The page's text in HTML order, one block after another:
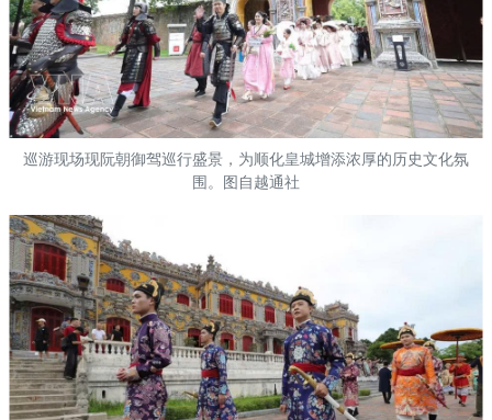
巡游现场现阮朝御驾巡行盛景，为顺化皇城增添浓厚的历史文化氛
围。图自越通社